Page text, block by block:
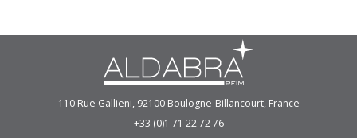
110 Rue Gallieni, 92100 Boulogne-Billancourt, France
+33 (0)1 71 22 72 76